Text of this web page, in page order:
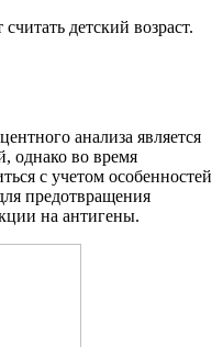
детский возраст.
анализа является
однако во время
с учетом особенностей
предотвращения
на антигены.